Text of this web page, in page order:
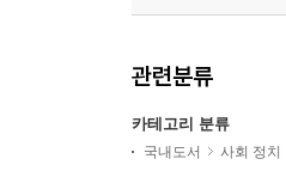
관련분류
카테고리 분류
국내도서 사회 정치